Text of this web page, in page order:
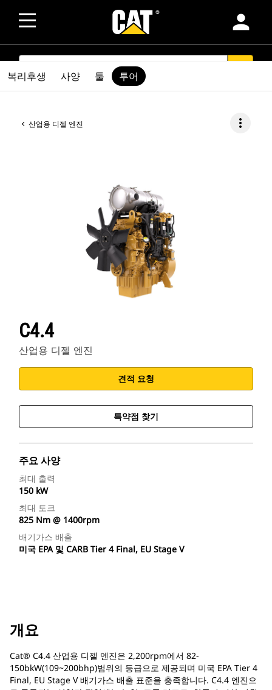
person
SEARCH
산업용 디젤 엔진 more_vert
C4.4
산업용 디젤 엔진
견적 요청
특약점 찾기
주요 사양
최대 출력
150 kW
최대 토크
825 Nm @ 1400rpm
배기가스 배출
미국 EPA 및 CARB Tier 4 Final, EU Stage V
복리후생 사양 툴 투어
개요
Cat® C4.4 산업용 디젤 엔진은 2,200rpm에서 82-
150bkW(109~200bhp)범위의 등급으로 제공되며 미국 EPA Tier 4
Final, EU Stage V 배기가스 배출 표준을 충족합니다. C4.4 엔진으